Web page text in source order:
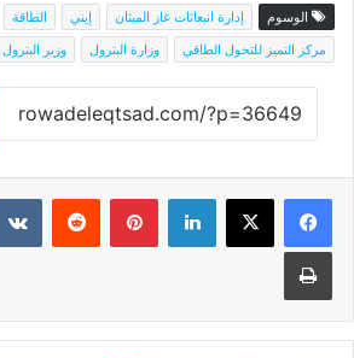
الوسوم إدارة انبعاثات غاز الميثان إيني الطاقة
مركز التميز للتحول الطاقي
وزارة البترول وزير البترول
فيسبوك‫X لينكدإن بينتيريست
طباعة